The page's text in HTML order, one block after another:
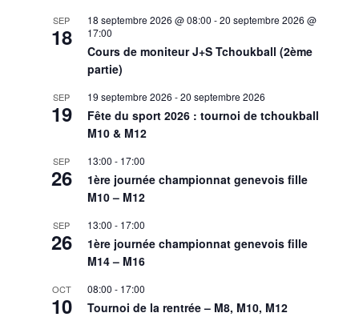
SEP
18
18 septembre 2026 @ 08:00 -20 septembre 2026 @
17:00
Cours de moniteur J+S Tchoukball (2ème
partie)
SEP
19
19 septembre 2026 -20 septembre 2026
Fête du sport 2026 : tournoi de tchoukball
M10 & M12
SEP
26
13:00 - 17:00
1ère journée championnat genevois fille
M10 – M12
SEP
26
13:00 - 17:00
1ère journée championnat genevois fille
M14 – M16
OCT
10
08:00 - 17:00
Tournoi de la rentrée – M8, M10, M12